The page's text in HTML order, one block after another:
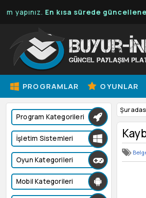
En kısa sürede
PROGRAMLAR OYUNLAR
Program Kategorileri
İşletim Sistemleri
Oyun Kategorileri
Mobil Kategorileri